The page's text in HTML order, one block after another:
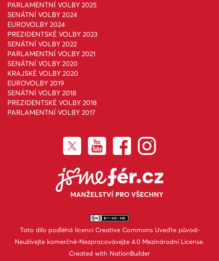
PARLAMENTNÍ VOLBY 2025
SENÁTNÍ VOLBY 2024
EUROVOLBY 2024
PREZIDENTSKÉ VOLBY 2023
SENÁTNÍ VOLBY 2022
PARLAMENTNÍ VOLBY 2021
SENÁTNÍ VOLBY 2020
KRAJSKÉ VOLBY 2020
EUROVOLBY 2019
SENÁTNÍ VOLBY 2018
PREZIDENTSKÉ VOLBY 2018
PARLAMENTNÍ VOLBY 2017
Toto dílo podléhá licenci Creative Commons Uveďte původ-
Neužívejte komerčně-Nezpracovávejte 4.0 Mezinárodní License.
Created with NationBuilder